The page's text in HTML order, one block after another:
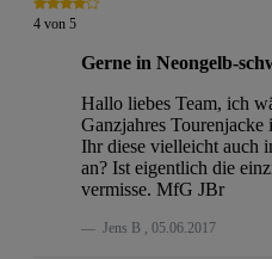
4 von 5
Gerne in Neongelb-
Hallo liebes Team, ich
Ganzjahres Tourenjacke
Ihr diese vielleicht auch
an? Ist eigentlich die
vermisse. MfG JBr
Jens B , 05.06.2017